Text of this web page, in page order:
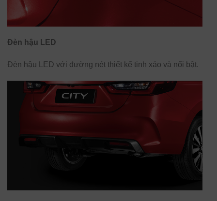
Đèn hậu LED
Đèn hậu LED với đường nét thiết kế tinh xảo và nổi bật.